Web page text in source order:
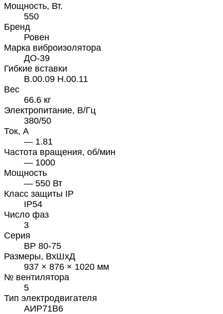
Мощность, Вт.
550
Бренд
Ровен
Марка виброизолятора
ДО-39
Гибкие вставки
В.00.09 Н.00.11
Вес
66.6 кг
Электропитание, В/Гц
380/50
Ток, А
— 1.81
Частота вращения, об/мин
— 1000
Мощность
— 550 Вт
Класс защиты IP
IP54
Число фаз
3
Серия
ВР 80-75
Размеры, ВхШхД
937 × 876 × 1020 мм
№ вентилятора
5
Тип электродвигателя
АИР71В6